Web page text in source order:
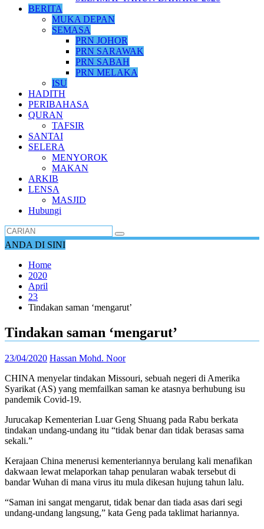
BERITA
MUKA DEPAN
SEMASA
PRN JOHOR
PRN SARAWAK
PRN SABAH
PRN MELAKA
ISU
HADITH
PERIBAHASA
QURAN
TAFSIR
SANTAI
SELERA
MENYOROK
MAKAN
ARKIB
LENSA
MASJID
Hubungi
ANDA DI SINI
Home
2020
April
23
Tindakan saman ‘mengarut’
Tindakan saman ‘mengarut’
23/04/2020 Hassan Mohd. Noor
CHINA menyelar tindakan Missouri, sebuah negeri di Amerika
Syarikat (AS) yang memfailkan saman ke atasnya berhubung isu
pandemik Covid-19.
Jurucakap Kementerian Luar Geng Shuang pada Rabu berkata
tindakan undang-undang itu “tidak benar dan tidak berasas sama
sekali.”
Kerajaan China menerusi kementeriannya berulang kali menafikan
dakwaan lewat melaporkan tahap penularan wabak tersebut di
bandar Wuhan di mana virus itu mula dikesan hujung tahun lalu.
“Saman ini sangat mengarut, tidak benar dan tiada asas dari segi
undang-undang langsung,” kata Geng pada taklimat hariannya.